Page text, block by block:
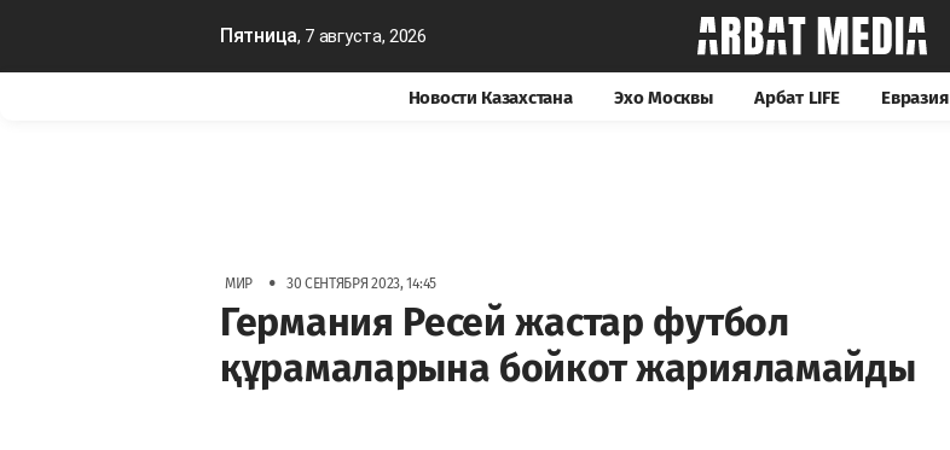
Пятница, 7 августа, 2026
Новости Казахстана Эхо Москвы Арбат LIFE Евразия
МИР • 30 СЕНТЯБРЯ 2023, 14:45
Германия Ресей жастар футбол
құрамаларына бойкот жарияламайды